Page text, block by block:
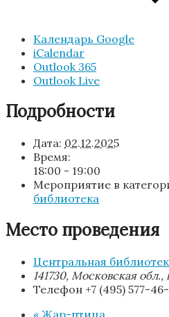
Календарь Google
iCalendar
Outlook 365
Outlook Live
Подробности
Дата: 02.12.2025
Время:
18:00 - 19:00
Мероприятие в
библиотека
Место проведения
Центральная
141730, Московская обл.,
Телефон +7 (495) 577-